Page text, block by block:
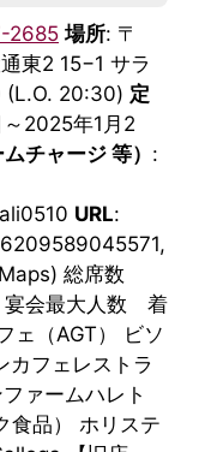
2685 場所: 〒
東2 15−1 サラ
(L.O. 20:30) 定
2025年1月2
チャージ 等） :
URL:
総席数
会最大人数 着
ェ（AGT） ビソ
カフェレストラ
ァームハレト
食品） ホリステ